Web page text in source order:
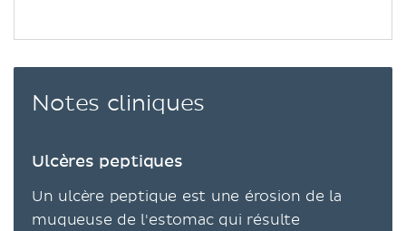
Notes cliniques
Ulcères peptiques
Un ulcère peptique est une érosion de la
muqueuse de l'estomac qui résulte